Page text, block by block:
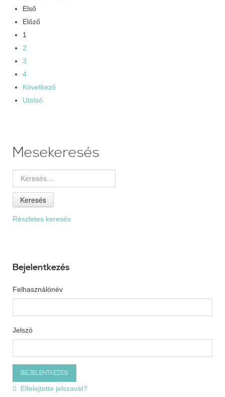
Első
Előző
1
2
3
4
Következő
Utolsó
Mesekeresés
Keresés
Részletes keresés
Bejelentkezés
Felhasználónév
Jelszó
Elfelejtette jelszavát?